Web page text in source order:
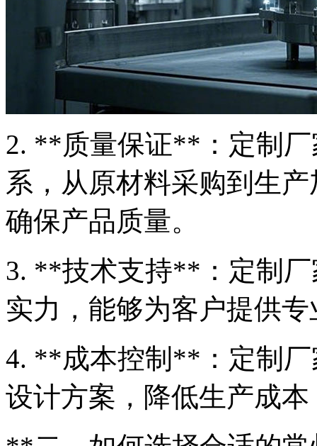
2. **质量保证**：定制
系，从原材料采购到生
确保产品质量。
3. **技术支持**：定制
实力，能够为客户提供
4. **成本控制**：定制
设计方案，降低生产成